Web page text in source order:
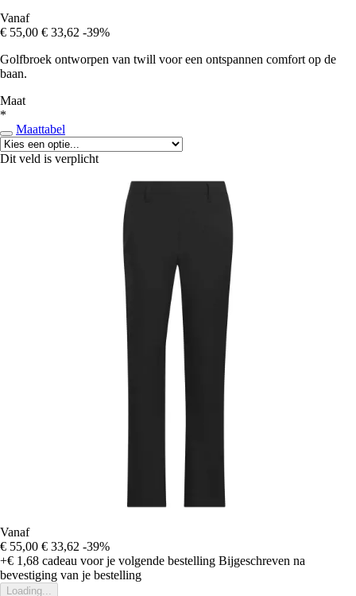
Vanaf
€ 55,00 € 33,62 -39%
Golfbroek ontworpen van twill voor een ontspannen comfort op de
baan.
Maat
*
Maattabel
Dit veld is verplicht
Vanaf
€ 55,00 € 33,62 -39%
+€ 1,68 cadeau voor je volgende bestelling Bijgeschreven na
bevestiging van je bestelling
Loading...